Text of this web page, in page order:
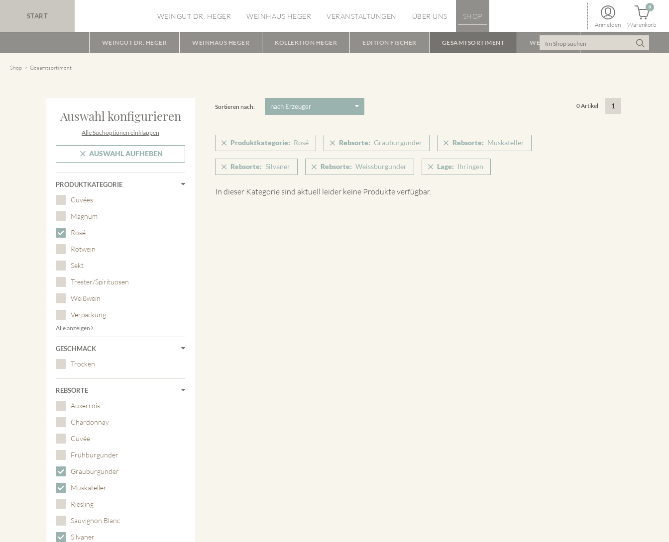
START WEINGUT DR. HEGER WEINHAUS HEGER VERANSTALTUNGEN ÜBER UNS SHOP
Anmelden Warenkorb
0
WEINGUT DR. HEGER WEINHAUS HEGER KOLLEKTION HEGER EDITION FISCHER GESAMTSORTIMENT WEINPAKET
Shop Gesamtsortiment
Auswahl konfigurieren
Alle Suchoptionen einklappen
AUSWAHL AUFHEBEN
PRODUKTKATEGORIE
Cuvées
Magnum
Rosé
Rotwein
Sekt
Trester/Spirituosen
Weißwein
Verpackung
Alle anzeigen
GESCHMACK
Trocken
REBSORTE
Auxerrois
Chardonnay
Cuvée
Frühburgunder
Grauburgunder
Muskateller
Riesling
Sauvignon Blanc
Silvaner
Sortieren nach: 0 Artikel 1
Produktkategorie: Rosé Rebsorte: Grauburgunder Rebsorte: Muskateller
Rebsorte: Silvaner Rebsorte: Weissburgunder Lage: Ihringen
In dieser Kategorie sind aktuell leider keine Produkte verfügbar.